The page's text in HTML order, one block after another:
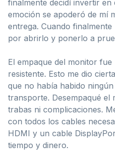
finalmente decidí invertir
emoción se apoderó de mí
entrega. Cuando
por abrirlo y ponerlo a
El empaque del monitor
resistente. Esto me dio
que no había habido
transporte. Desempaqué el
trabas ni complicaciones.
con todos los cables
HDMI y un cable
tiempo y dinero.